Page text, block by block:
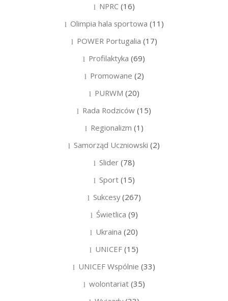
NPRC(16)
Olimpia hala sportowa (11)
POWER Portugalia (17)
Profilaktyka (69)
Promowane (2)
PURWM (20)
Rada Rodziców (15)
Regionalizm (1)
Samorząd Uczniowski (2)
Slider(78)
Sport(15)
Sukcesy(267)
Świetlica (9)
Ukraina (20)
UNICEF (15)
UNICEF Wspólnie (33)
wolontariat(35)